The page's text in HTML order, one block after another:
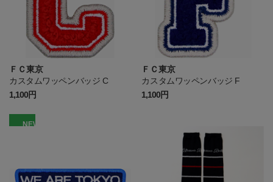
ＦＣ東京
カスタムワッペンバッジ C
1,100円
ＦＣ東京
カスタムワッペンバッジ F
1,100円
NEW